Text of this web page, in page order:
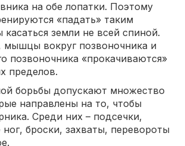
на обе лопатки. Поэтому
«падать» таким
касаться земли не всей спиной.
мышцы вокруг позвоночника и
позвоночника «прокачиваются»
пределов.
борьбы допускают множество
направлены на то, чтобы
Среди них – подсечки,
ног, броски, захваты, перевороты